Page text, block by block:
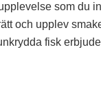
som du
och upplev
fisk